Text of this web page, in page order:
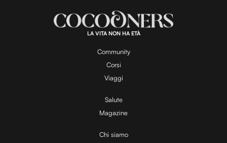
a
y
V
i
:
1
0
0
.
0
LA VITA NON HA ETÀ
Community
Corsi
Viaggi
Salute
Magazine
Chi siamo